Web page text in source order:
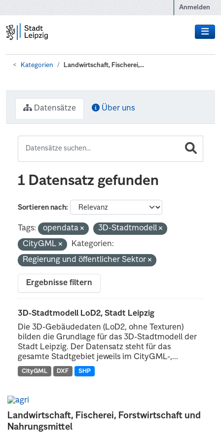
Anmelden
Kategorien Landwirtschaft, Fischerei,...
Landwirtschaft, Fischerei, Forstwirtschaft und
Nahrungsmittel
Datensätze Über uns
1 Datensatz gefunden
Sortieren nach
Tags: opendata
3D-Stadtmodell
CityGML
Kategorien:
Regierung und öffentlicher Sektor
Ergebnisse filtern
3D-Stadtmodell LoD2, Stadt Leipzig
Die 3D-Gebäudedaten (LoD2, ohne Texturen)
bilden die Grundlage für das 3D-Stadtmodell der
Stadt Leipzig. Der Datensatz steht für das
gesamte Stadtgebiet jeweils im CityGML-,...
CityGML DXF SHP